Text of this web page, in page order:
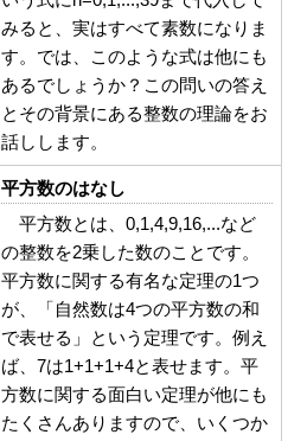
みると、実はすべて素数になりま
す。では、このような式は他にも
あるでしょうか？この問いの答え
とその背景にある整数の理論をお
話しします。
平方数のはなし
平方数とは、0,1,4,9,16,...など
の整数を2乗した数のことです。
平方数に関する有名な定理の1つ
が、「自然数は4つの平方数の和
で表せる」という定理です。例え
ば、7は1+1+1+4と表せます。平
方数に関する面白い定理が他にも
たくさんありますので、いくつか